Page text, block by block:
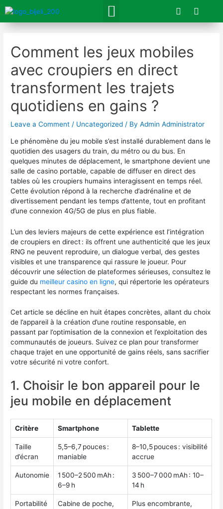
to
content
Menu
F
a
c
e
o
o
I
n
s
t
Comment les jeux mobiles
avec croupiers en direct
transforment les trajets
quotidiens en gains ?
Leave a Comment / Uncategorized / ByAdmin Administrator
Le phénomène du jeu mobile s’est installé durablement dans le
quotidien des usagers du train, du métro ou du bus. En
quelques minutes de déplacement, le smartphone devient une
salle de casino portable, capable de diffuser en direct des
tables où les croupiers humains interagissent en temps réel.
Cette évolution répond à la recherche d’adrénaline et de
divertissement pendant les temps d’attente, tout en profitant
d’une connexion 4G/5G de plus en plus fiable.
L’un des leviers majeurs de cette expérience est l’intégration
de croupiers en direct : ils offrent une authenticité que les jeux
RNG ne peuvent reproduire, un dialogue verbal, des gestes
visibles et une transparence qui rassure le joueur. Pour
découvrir une sélection de plateformes sérieuses, consultez le
guide du meilleur casino en ligne, qui répertorie les opérateurs
respectant les normes françaises.
Cet article se décline en huit étapes concrètes, allant du choix
de l’appareil à la création d’une routine responsable, en
passant par l’optimisation de la connexion et l’exploitation des
communautés de joueurs. Suivez ce plan pour transformer
chaque trajet en une opportunité de gains réels, sans sacrifier
votre sécurité ni votre confort.
1. Choisir le bon appareil pour le
jeu mobile en déplacement
Critère Smartphone Tablette
Taille
d’écran
5,5–6,7 pouces :
maniable
8–10,5 pouces : visibilité
accrue
Autonomie
1 500–2 500 mAh :
6–9 h
3 500–7 000 mAh : 10–
14 h
Portabilité
Cabine de poche,
Plus encombrante,
Navigacija